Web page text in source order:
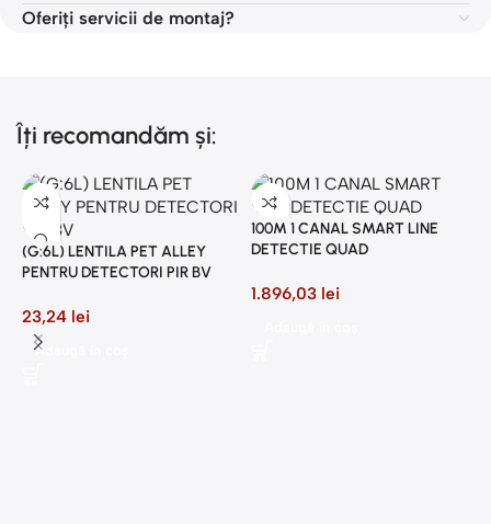
Oferiți servicii de montaj?
Îți recomandăm și:
(G:6L) LENTILA PET ALLEY
PENTRU DETECTORI PIR BV
23,24 lei
Adaugă în coș
100M 1 CANAL SMART LINE
DETECTIE QUAD
1.896,03 lei